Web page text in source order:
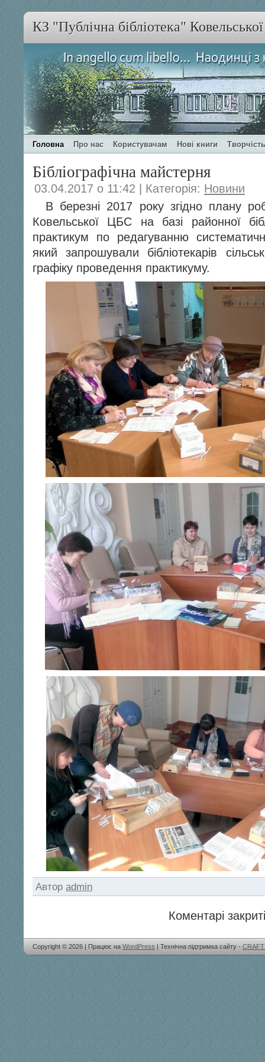
КЗ "Публічна бібліотека"
Головна Про нас Користувачам Нові книги
Бібліографічна майстерня
03.04.2017 о 11:42 | Категорія: Новини
В березні 2017 року згідно плану
Ковельської ЦБС на базі районної
практикум по редагуванню
який запрошували бібліотекарів
графіку проведення практикуму.
Автор admin
Коментарі
Copyright © 2026 | Працює на WordPress | Технічна підтримка сайту -